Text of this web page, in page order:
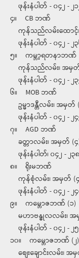
ဖုန်းနံပါတ် - ၀၄၂ - ၂၁
၄။ CB ဘဏ်
ကုန်သည်လမ်းထောင့်
ဖုန်းနံပါတ် - ၀၄၂ - ၂
၅။ ကမ္ဘာ့ရတနာဘဏ်
ကုန်သည်လမ်း၊ အမှတ်
ဖုန်းနံပါတ် - ၀၄၂ - ၂
၆။ MOB ဘဏ်
ဥမ္မာဒန္တီလမ်း၊ အမှ
ဖုန်းနံပါတ် - ၀၄၂ - ၂
၇။ AGD ဘဏ်
ခတ္တာလမ်း၊ အမှတ် (
ဖုန်းနံပါတ်၊ ၀၄၂ - ၂၃
၈။ ရိုးမဘဏ်
ကုန်စုံလမ်း၊ အမှတ် (
ဖုန်းနံပါတ် - ၀၄၂ - ၂
၉။ ကမ္ဘောဇဘဏ် (၁)
မဟာဗန္ဓုလလမ်း၊
ဖုန်းနံပါတ် - ၀၄၂ - ၂
၁၀။ ကမ္ဘောဇဘဏ် (၂)
စျေးချောင်းလမ်း